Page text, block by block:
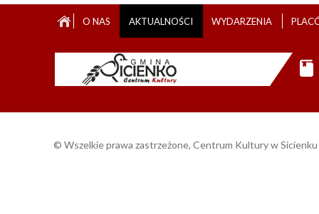
Zespół muzyczny "Rajd"
O NAS AKTUALNOŚCI WYDARZENIA
© Wszelkie prawa zastrzeżone, Centrum Kultury w Sicienku